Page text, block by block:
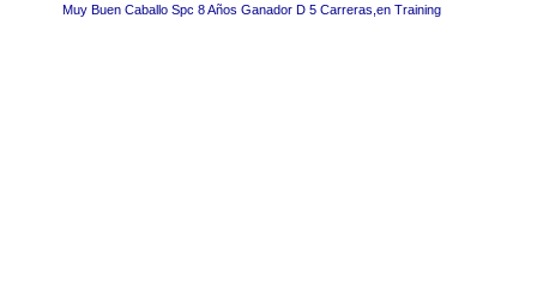
Muy Buen Caballo Spc 8 Años Ganador D 5 Carreras,en Training